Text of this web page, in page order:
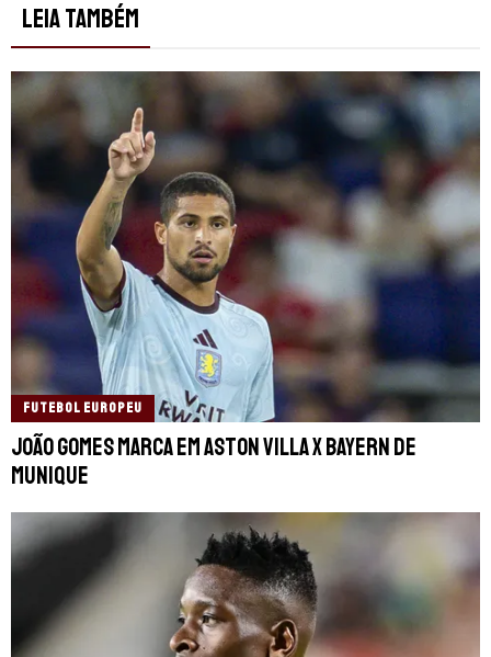
LEIA TAMBÉM
FUTEBOL EUROPEU
João Gomes marca em Aston Villa x Bayern de
Munique